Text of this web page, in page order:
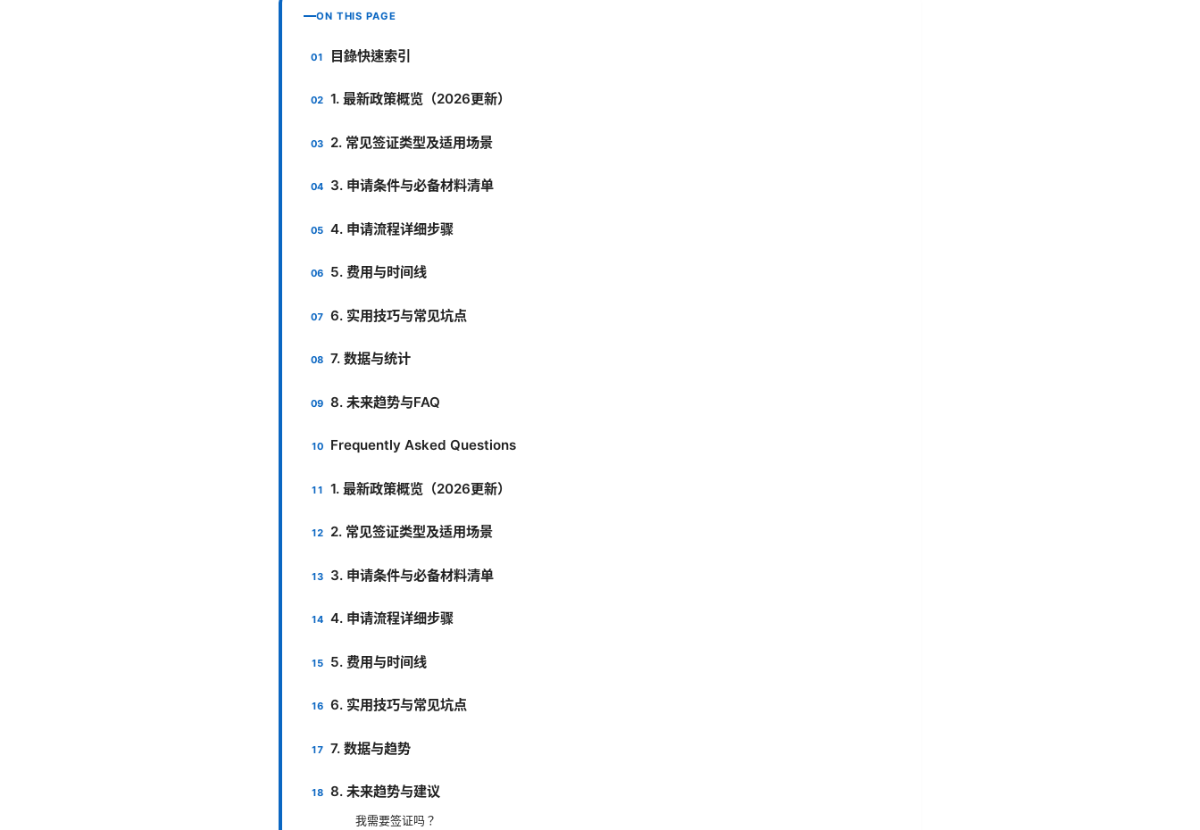
ON THIS PAGE
目錄快速索引
1. 最新政策概览（2026更新）
2. 常见签证类型及适用场景
3. 申请条件与必备材料清单
4. 申请流程详细步骤
5. 费用与时间线
6. 实用技巧与常见坑点
7. 数据与统计
8. 未来趋势与FAQ
Frequently Asked Questions
1. 最新政策概览（2026更新）
2. 常见签证类型及适用场景
3. 申请条件与必备材料清单
4. 申请流程详细步骤
5. 费用与时间线
6. 实用技巧与常见坑点
7. 数据与趋势
8. 未来趋势与建议
我需要签证吗？